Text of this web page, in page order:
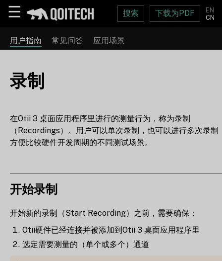
☰ 搜索 下载为PDF
EN
CN
用户指南 常见问答 应用场景
录制
在Otii 3 桌面应用程序里进行的测量行为，称为录制
（Recordings）。用户可以单次录制，也可以进行多次录制
方便比较硬件开发周期的不同测试场景。
开始录制
开始新的录制（Start Recording）之前，需要确保：
Otii硬件已经连接并被添加到Otii 3 桌面应用程序里
选定需要测量的（单个或多个）通道